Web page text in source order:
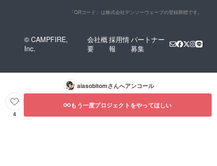
「QRコード」は株式会社デンソーウェーブの登録商標です。
© CAMPFIRE,
Inc.
会社概
要
採用情
報
パートナー
募集
aiasobitomさんへアンコール
4
もう一度プロジェクトをやってほしい